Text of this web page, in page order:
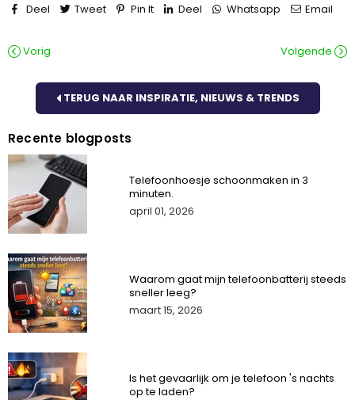
Deel Tweet Pin It Deel Whatsapp Email
Vorig Volgende
TERUG NAAR INSPIRATIE, NIEUWS & TRENDS
Recente blogposts
Telefoonhoesje schoonmaken in 3
minuten.
april 01, 2026
Waarom gaat mijn telefoonbatterij steeds
sneller leeg?
maart 15, 2026
Is het gevaarlijk om je telefoon 's nachts
op te laden?